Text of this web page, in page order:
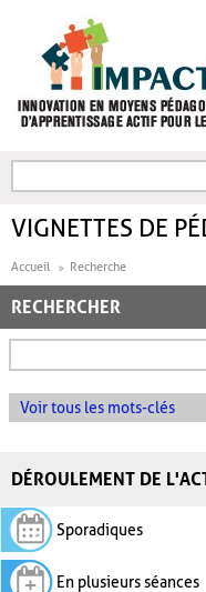
FORMULAIRE DE
VIGNETTES DE
Accueil Recherche
RECHERCHER
Voir tous les mots-clés
DÉROULEMENT DE
Sporadiques
En plusieurs séances